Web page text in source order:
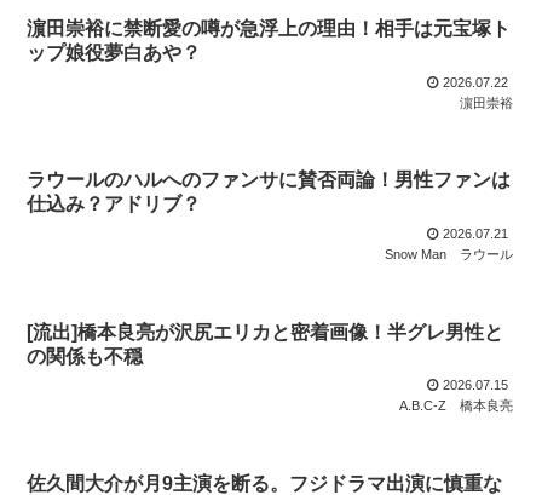
濵田崇裕に禁断愛の噂が急浮上の理由！相手は元宝塚ト
ップ娘役夢白あや？
2026.07.22
濵田崇裕
ラウールのハルへのファンサに賛否両論！男性ファンは
仕込み？アドリブ？
2026.07.21
Snow Man
ラウール
[流出]橋本良亮が沢尻エリカと密着画像！半グレ男性と
の関係も不穏
2026.07.15
A.B.C-Z
橋本良亮
佐久間大介が月9主演を断る。フジドラマ出演に慎重な